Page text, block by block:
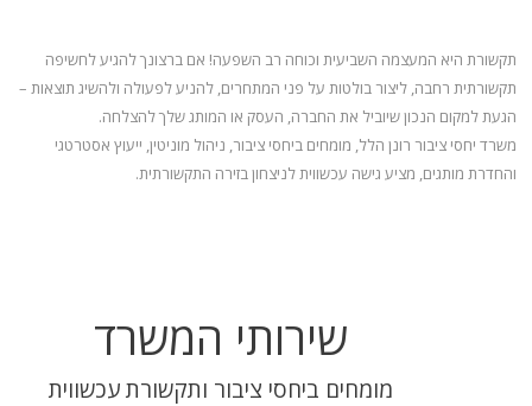
תקשורת היא המעצמה השביעית וכוחה רב השפעה! אם ברצונך להגיע לחשיפה
תקשורתית רחבה, ליצור בולטות על פני המתחרים, להניעלפעולה ולהשיג תוצאות –
הגעת למקום הנכון שיוביל את החברה, העסק או המותג שלך להצלחה.
משרד יחסי ציבור רונן הלל, מומחים ביחסי ציבור, ניהול מוניטין, ייעוץ אסטרטגי
והחדרת מותגים, מציע גישה עכשווית לניצחון בזירה התקשורתית.
שירותי המשרד
מומחים ביחסי ציבור ותקשורת עכשווית